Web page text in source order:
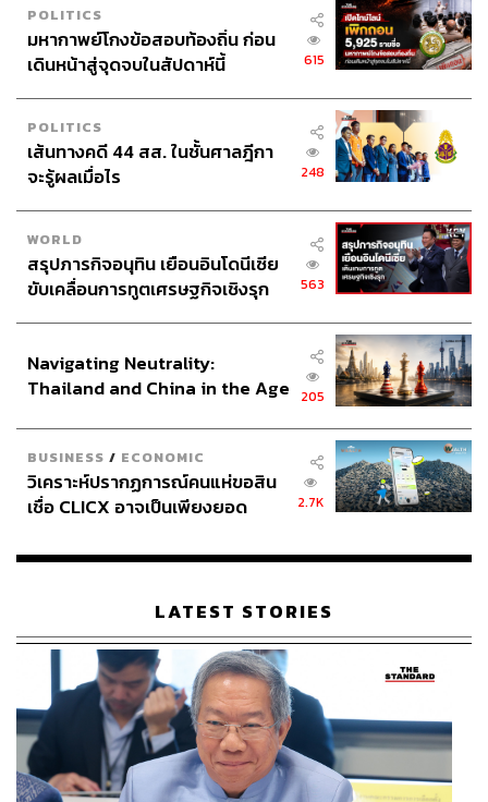
เอกลักษณ์เฉพาะของ Artek สู่การพัฒนาออกแบบชิ้นส่วน
เฟอร์นิเจอร์คือเทคนิค L-leg (ขาตัวแอล) เพื่อเป็นส่วนหนึ่ง
ของเฟอร์นิเจอร์ชิ้นต่างๆ ของแบรนด์มากกว่า 50 ชนิดใน
ปัจจุบัน
เส้นทางอาชีพนักออกแบบของอัลวาร์ เขาไม่ได้อยู่เพียงลำพัง
หนึ่งคนสำคัญที่มีส่วนร่วมในเส้นทางความสำเร็จนั้นคือหญิง
ไอโน อัลโต นั่นเอง ชีวิตรักของทั้งคู่เกิดขึ้นที่มหาวิทยาลัย
โอ) เป็นคนมีระเบียบและขี้อายมาก แตกต่างจากบุคลิกขอ
งอัลโตที่เป็นคนมีชีวิตชีวาและมีความเป็นศิลปิน ทั้งคู่ก็ได้พบ
รักกันในรั้วมหาวิทยาลัย และได้แต่งงานในปี 1924 แต่ดู
เหมือนว่าสิ่งที่ต่างกันระหว่างคนทั้งสองจะมีแค่เพียงนิสัย
เพราะผลงานภายใต้บริษัท Arkkitehtitoimisto Aalto บริษัทที่
ทั้งคู่ได้ร่วมกันก่อตั้งและสร้างสรรค์ผลงานตั้งแต่ปี 1920-
1940 จะคล้ายกันมากจนยากที่จะแยกได้ว่าชิ้นไหนเป็นขอ
งอัลวาร์และชิ้นไหนเป็นของไอโน
POLITICS
มหากาพย์โกงข้อสอบท้องถิ่น ก่อน
เดินหน้าสู่จุดจบในสัปดาห์นี้
615
POLITICS
เส้นทางคดี 44 สส. ในชั้นศาลฎีกา
จะรู้ผลเมื่อไร
248
WORLD
สรุปภารกิจอนุทิน เยือนอินโดนีเซีย
ขับเคลื่อนการทูตเศรษฐกิจเชิงรุก
563
Navigating Neutrality:
Thailand and China in the Age
205
BUSINESS / ECONOMIC
วิเคราะห์ปรากฏการณ์คนแห่ขอสิน
เชื่อ CLICX อาจเป็นเพียงยอด
เรือนไทยที่ถูกซุกไว้
2.7K
LATEST STORIES